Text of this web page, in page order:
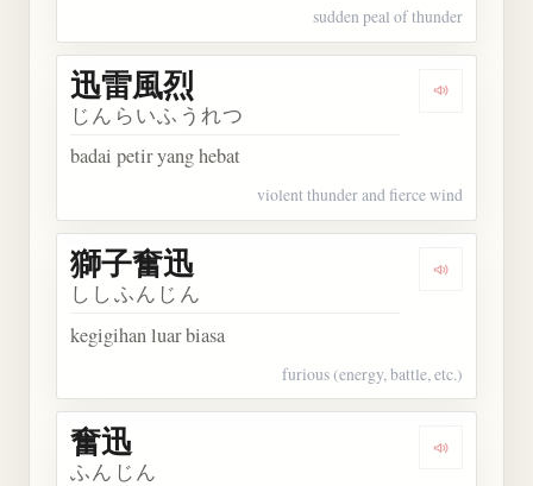
sudden peal of thunder
Dengarkan
迅雷風烈
じんらいふうれつ
badai petir yang hebat
violent thunder and fierce wind
Dengarkan
獅子奮迅
ししふんじん
kegigihan luar biasa
furious (energy, battle, etc.)
Dengarkan
奮迅
ふんじん